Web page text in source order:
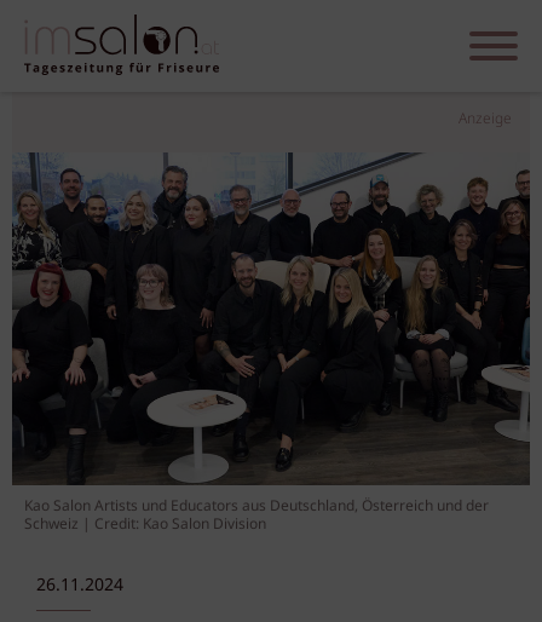
Anzeige
Kao Salon Artists und Educators aus Deutschland, Österreich und der
Schweiz | Credit: Kao Salon Division
26.11.2024